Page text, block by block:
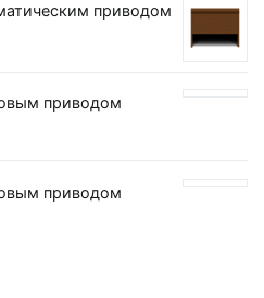
приводом
приводом
приводом